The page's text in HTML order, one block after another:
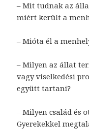
– Mit tudnak az
miért került a
– Mióta él a
– Milyen az állat
vagy viselkedési
együtt tartani?
– Milyen család és
Gyerekekkel